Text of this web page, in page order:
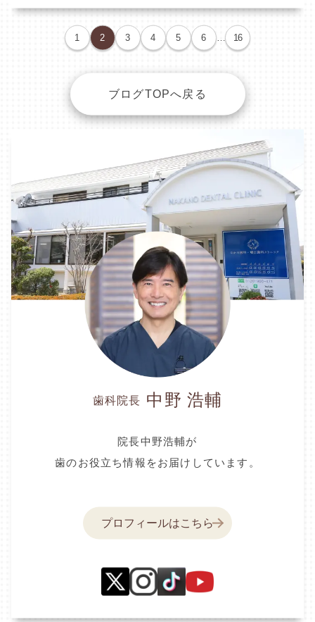
1 2 3 4 5 6 … 16
ブログTOPへ戻る
歯科院長 中野 浩輔
院長中野浩輔が
歯のお役立ち情報をお届けしています。
プロフィールはこちら